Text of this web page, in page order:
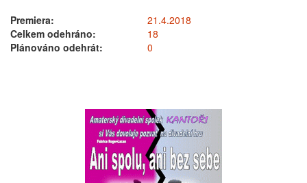
Premiera:
21.4.2018
Celkem odehráno:
18
Plánováno odehrát:
0